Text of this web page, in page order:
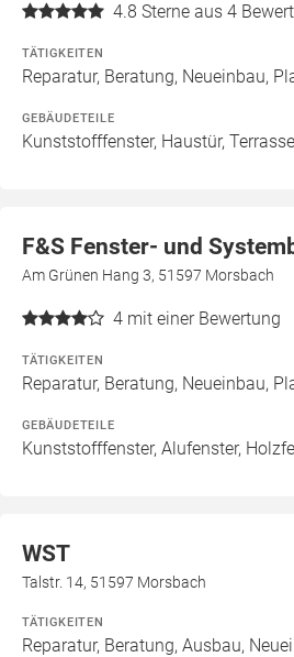
4.8 Sterne aus 4
TÄTIGKEITEN
Reparatur, Beratung, Neueinbau,
GEBÄUDETEILE
Kunststofffenster, Haustür,
F&S Fenster- und
Am Grünen Hang 3, 51597 Morsbach
4 mit einer Bewertung
TÄTIGKEITEN
Reparatur, Beratung, Neueinbau,
GEBÄUDETEILE
Kunststofffenster, Alufenster,
WST
Talstr. 14, 51597 Morsbach
TÄTIGKEITEN
Reparatur, Beratung, Ausbau,